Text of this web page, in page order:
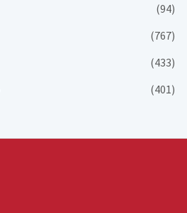
(94)
(767)
(433)
(401)